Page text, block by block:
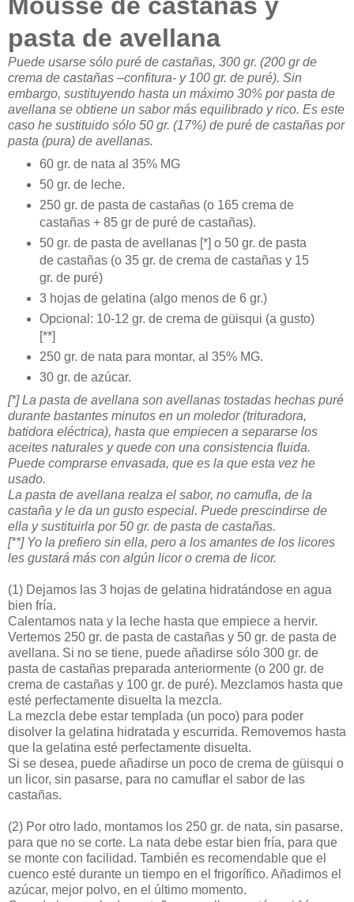
pasta de avellana
Puede usarse sólo puré de castañas, 300 gr. (200 gr de
crema de castañas –confitura- y 100 gr. de puré). Sin
embargo, sustituyendo hasta un máximo 30% por pasta de
avellana se obtiene un sabor más equilibrado y rico. Es este
caso he sustituido sólo 50 gr. (17%) de puré de castañas por
pasta (pura) de avellanas.
60 gr. de nata al 35% MG
50 gr. de leche.
250 gr. de pasta de castañas (o 165 crema de
castañas + 85 gr de puré de castañas).
50 gr. de pasta de avellanas [*] o 50 gr. de pasta
de castañas (o 35 gr. de crema de castañas y 15
gr. de puré)
3 hojas de gelatina (algo menos de 6 gr.)
Opcional: 10-12 gr. de crema de güisqui (a gusto)
[**]
250 gr. de nata para montar, al 35% MG.
30 gr. de azúcar.
[*] La pasta de avellana son avellanas tostadas hechas puré
durante bastantes minutos en un moledor (trituradora,
batidora eléctrica), hasta que empiecen a separarse los
aceites naturales y quede con una consistencia fluida.
Puede comprarse envasada, que es la que esta vez he
usado.
La pasta de avellana realza el sabor, no camufla, de la
castaña y le da un gusto especial. Puede prescindirse de
ella y sustituirla por 50 gr. de pasta de castañas.
[**] Yo la prefiero sin ella, pero a los amantes de los licores
les gustará más con algún licor o crema de licor.
(1) Dejamos las 3 hojas de gelatina hidratándose en agua
bien fría.
Calentamos nata y la leche hasta que empiece a hervir.
Vertemos 250 gr. de pasta de castañas y 50 gr. de pasta de
avellana. Si no se tiene, puede añadirse sólo 300 gr. de
pasta de castañas preparada anteriormente (o 200 gr. de
crema de castañas y 100 gr. de puré). Mezclamos hasta que
esté perfectamente disuelta la mezcla.
La mezcla debe estar templada (un poco) para poder
disolver la gelatina hidratada y escurrida. Removemos hasta
que la gelatina esté perfectamente disuelta.
Si se desea, puede añadirse un poco de crema de güisqui o
un licor, sin pasarse, para no camuflar el sabor de las
castañas.
(2) Por otro lado, montamos los 250 gr. de nata, sin pasarse,
para que no se corte. La nata debe estar bien fría, para que
se monte con facilidad. También es recomendable que el
cuenco esté durante un tiempo en el frigorífico. Añadimos el
azúcar, mejor polvo, en el último momento.